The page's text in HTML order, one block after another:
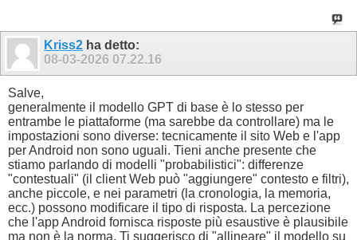
Kriss2 ha detto:
08-03-2026 07.22.16
Salve,
generalmente il modello GPT di base è lo stesso per
entrambe le piattaforme (ma sarebbe da controllare) ma le
impostazioni sono diverse: tecnicamente il sito Web e l'app
per Android non sono uguali. Tieni anche presente che
stiamo parlando di modelli "probabilistici": differenze
"contestuali" (il client Web può "aggiungere" contesto e filtri),
anche piccole, e nei parametri (la cronologia, la memoria,
ecc.) possono modificare il tipo di risposta. La percezione
che l'app Android fornisca risposte più esaustive è plausibile
ma non è la norma. Ti suggerisco di "allineare" il modello su